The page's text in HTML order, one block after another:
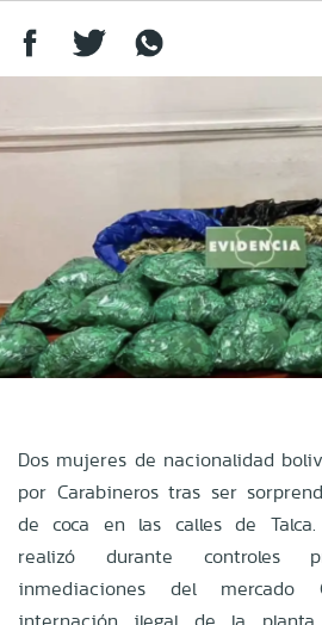
Dos mujeres de nacionalidad
por Carabineros tras ser
de coca en las calles de
realizó durante controles
inmediaciones del mercado